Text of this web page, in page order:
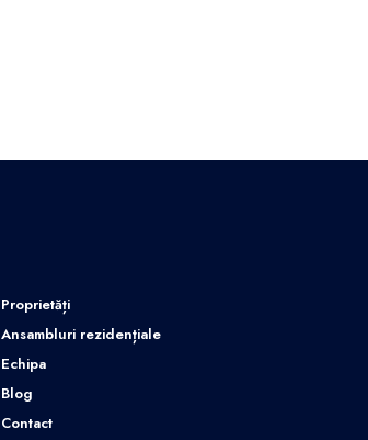
Proprietăți
Ansambluri rezidențiale
Echipa
Blog
Contact